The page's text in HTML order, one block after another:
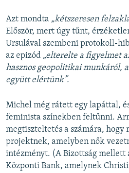
Azt mondta „kétszeresen
Először, mert úgy tűnt,
Ursulával szembeni protokoll-
az epizód „elterelte a figyelmet
hasznos geopolitikai munkáról,
együtt elértünk”.
Michel még rátett egy lapáttal,
feminista színekben feltűnni.
megtiszteltetés a számára, hogy
projektnek, amelyben nők
intézményt. (A Bizottság mellett
Központi Bank, amelynek